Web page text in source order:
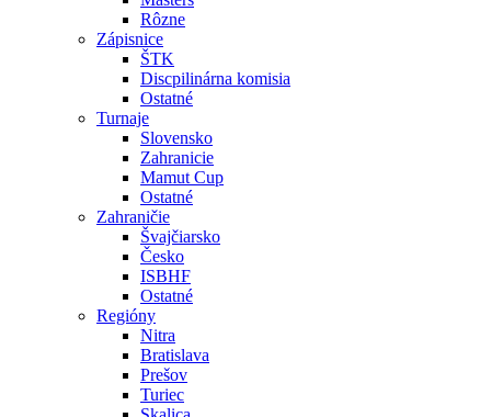
Rôzne
Zápisnice
ŠTK
Discpilinárna komisia
Ostatné
Turnaje
Slovensko
Zahranicie
Mamut Cup
Ostatné
Zahraničie
Švajčiarsko
Česko
ISBHF
Ostatné
Regióny
Nitra
Bratislava
Prešov
Turiec